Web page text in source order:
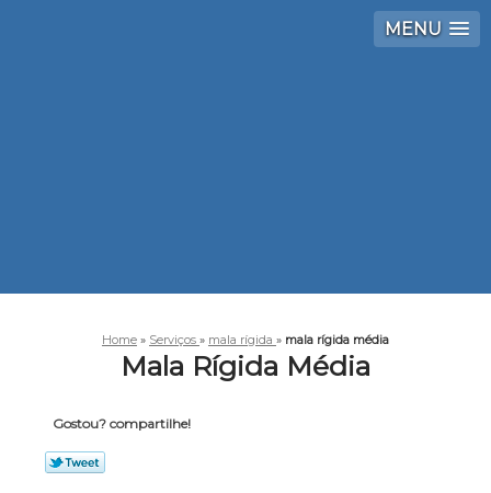
MENU
Home » Serviços » mala rígida » mala rígida média
Mala Rígida Média
Gostou? compartilhe!